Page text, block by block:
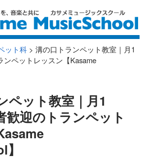
ット科 > 溝の口トランペット教室｜月1
ンペットレッスン【Kasame
ペット教室｜月1
歓迎のトランペット